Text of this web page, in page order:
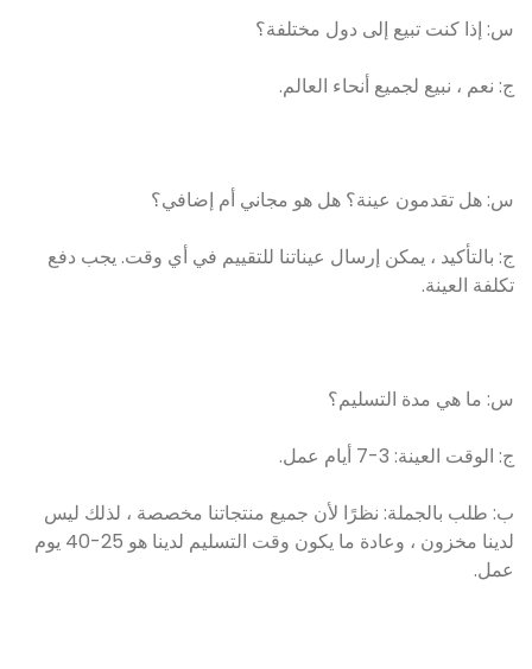
س: إذا كنت تبيع إلى دول مختلفة؟
ج: نعم ، نبيع لجميع أنحاء العالم.
س: هل تقدمون عينة؟ هل هو مجاني أم إضافي؟
ج: بالتأكيد ، يمكن إرسال عيناتنا للتقييم في أي وقت. يجب دفع
تكلفة العينة.
س: ما هي مدة التسليم؟
ج: الوقت العينة: 3-7 أيام عمل.
ب: طلب بالجملة: نظرًا لأن جميع منتجاتنا مخصصة ، لذلك ليس
لدينا مخزون ، وعادة ما يكون وقت التسليم لدينا هو 25-40 يوم
عمل.